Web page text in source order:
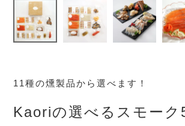
11種の燻製品から選べます！
Kaoriの選べるスモーク